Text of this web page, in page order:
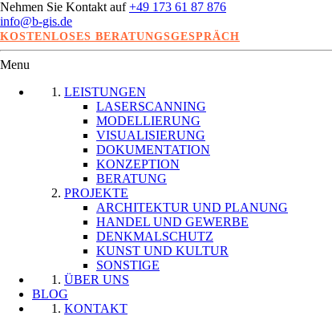
Nehmen Sie Kontakt auf+49 173 61 87 876
info@b-gis.de
KOSTENLOSES BERATUNGSGESPRÄCH
Menu
LEISTUNGEN
LASERSCANNING
MODELLIERUNG
VISUALISIERUNG
DOKUMENTATION
KONZEPTION
BERATUNG
PROJEKTE
ARCHITEKTUR UND PLANUNG
HANDEL UND GEWERBE
DENKMALSCHUTZ
KUNST UND KULTUR
SONSTIGE
ÜBER UNS
BLOG
KONTAKT